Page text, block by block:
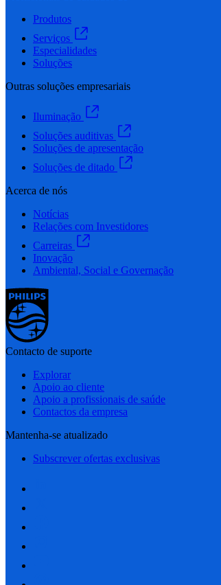
Produtos
Serviços
Especialidades
Soluções
Outras soluções empresariais
Iluminação
Soluções auditivas
Soluções de apresentação
Soluções de ditado
Acerca de nós
Notícias
Relações com Investidores
Carreiras
Inovação
Ambiental, Social e Governação
Contacto de suporte
Explorar
Apoio ao cliente
Apoio a profissionais de saúde
Contactos da empresa
Mantenha-se atualizado
Subscrever ofertas exclusivas